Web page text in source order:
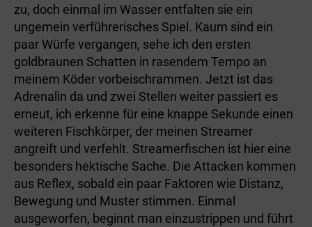
zu, doch einmal im Wasser entfalten sie ein
ungemein verführerisches Spiel. Kaum sind ein
paar Würfe vergangen, sehe ich den ersten
goldbraunen Schatten in rasendem Tempo an
meinem Köder vorbeischrammen. Jetzt ist das
Adrenalin da und zwei Stellen weiter passiert es
erneut, ich erkenne für eine knappe Sekunde einen
weiteren Fischkörper, der meinen Streamer
angreift und verfehlt. Streamerfischen ist hier eine
besonders hektische Sache. Die Attacken kommen
aus Reflex, sobald ein paar Faktoren wie Distanz,
Bewegung und Muster stimmen. Einmal
ausgeworfen, beginnt man einzustrippen und führt